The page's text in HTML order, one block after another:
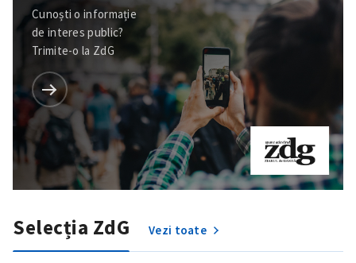
Cunoști o informație
de interes public?
Trimite-o la ZdG
Selecția ZdG Vezi toate
ȘTIREA MEA
Titlu știre+ Adaugă titlu